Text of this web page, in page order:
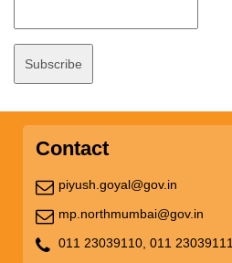
Contact
piyush.goyal@gov.in
mp.northmumbai@gov.in
011 23039110, 011 23039111